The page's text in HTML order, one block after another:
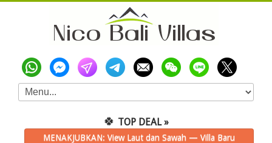
🍀 TOP DEAL »
MENAKJUBKAN: View Laut dan Sawah — Villa Baru